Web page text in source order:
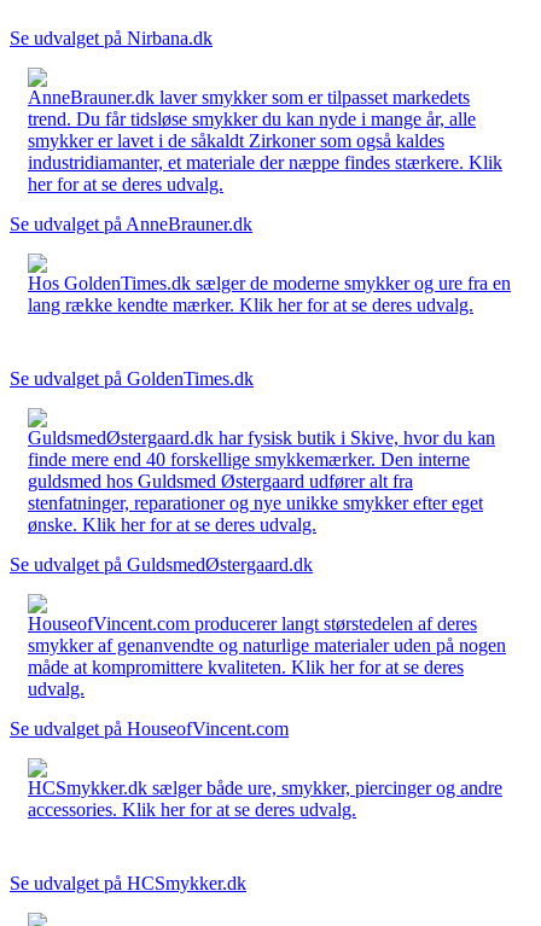
Se udvalget på Nirbana.dk
AnneBrauner.dk laver smykker som er tilpasset markedets
trend. Du får tidsløse smykker du kan nyde i mange år, alle
smykker er lavet i de såkaldt Zirkoner som også kaldes
industridiamanter, et materiale der næppe findes stærkere. Klik
her for at se deres udvalg.
Se udvalget på AnneBrauner.dk
Hos GoldenTimes.dk sælger de moderne smykker og ure fra en
lang række kendte mærker. Klik her for at se deres udvalg.
Se udvalget på GoldenTimes.dk
GuldsmedØstergaard.dk har fysisk butik i Skive, hvor du kan
finde mere end 40 forskellige smykkemærker. Den interne
guldsmed hos Guldsmed Østergaard udfører alt fra
stenfatninger, reparationer og nye unikke smykker efter eget
ønske. Klik her for at se deres udvalg.
Se udvalget på GuldsmedØstergaard.dk
HouseofVincent.com producerer langt størstedelen af deres
smykker af genanvendte og naturlige materialer uden på nogen
måde at kompromittere kvaliteten. Klik her for at se deres
udvalg.
Se udvalget på HouseofVincent.com
HCSmykker.dk sælger både ure, smykker, piercinger og andre
accessories. Klik her for at se deres udvalg.
Se udvalget på HCSmykker.dk